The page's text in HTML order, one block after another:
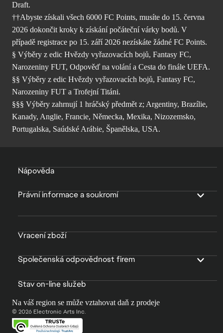
Draft.
††Abyste získali všech 6000 FC Points, musíte do 15. června
2026 dokončit kroky k získání počáteční várky bodů. V
případě registrace po 15. září 2026 nezískáte žádné FC Points.
§ Výběry z edic Hvězdy vyřazovacích bojů, Fantasy FC,
Narozeniny FUT, Odpověď na volání a Cesta do finále UEFA.
§§ Výběry z edic Hvězdy vyřazovacích bojů, Fantasy FC,
Narozeniny FUT a Trofejní Titáni.
§§§ Výběry zahrnují 1 hráčský předmět z; Argentiny, Brazílie,
Kanady, Anglie, Francie, Německa, Mexika, Nizozemsko,
Portugalska, Saúdské Arábie, Španělska, USA.
Nápověda
Právní informace a soukromí
Vracení zboží
Společenská odpovědnost firem
Stav on-line služeb
Na váš region se může vztahovat daň z prodeje
© 2026 Electronic Arts Inc.